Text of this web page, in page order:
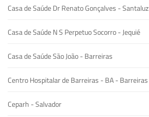
Casa de Saúde Dr Renato Gonçalves - Santaluz
Casa de Saúde N S Perpetuo Socorro - Jequié
Casa de Saúde São João - Barreiras
Centro Hospitalar de Barreiras - BA - Barreiras
Ceparh - Salvador